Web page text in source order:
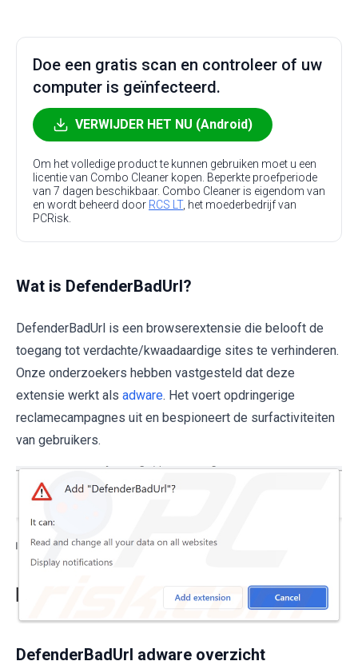
Doe een gratis scan en controleer of uw
computer is geïnfecteerd.
VERWIJDER HET NU (Android)
Om het volledige product te kunnen gebruiken moet u een
licentie van Combo Cleaner kopen. Beperkte proefperiode
van 7 dagen beschikbaar. Combo Cleaner is eigendom van
en wordt beheerd door RCS LT, het moederbedrijf van
PCRisk.
Wat is DefenderBadUrl?
DefenderBadUrl is een browserextensie die belooft de
toegang tot verdachte/kwaadaardige sites te verhinderen.
Onze onderzoekers hebben vastgesteld dat deze
extensie werkt als adware. Het voert opdringerige
reclamecampagnes uit en bespioneert de surfactiviteiten
van gebruikers.
DefenderBadUrl adware overzicht